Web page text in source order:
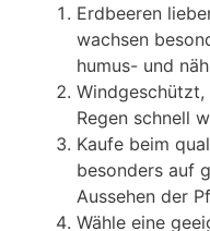
Erdbeeren
wachsen
humus- und
Regen schnell
Kaufe beim
besonders auf
Aussehen der
Wähle eine